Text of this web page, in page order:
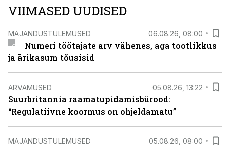
VIIMASED UUDISED
MAJANDUSTULEMUSED 06.08.26, 08:00
Numeri töötajate arv vähenes, aga tootlikkus
ja ärikasum tõusisid
ARVAMUSED 05.08.26, 13:22
Suurbritannia raamatupidamisbürood:
“Regulatiivne koormus on ohjeldamatu”
MAJANDUSTULEMUSED 05.08.26, 08:00